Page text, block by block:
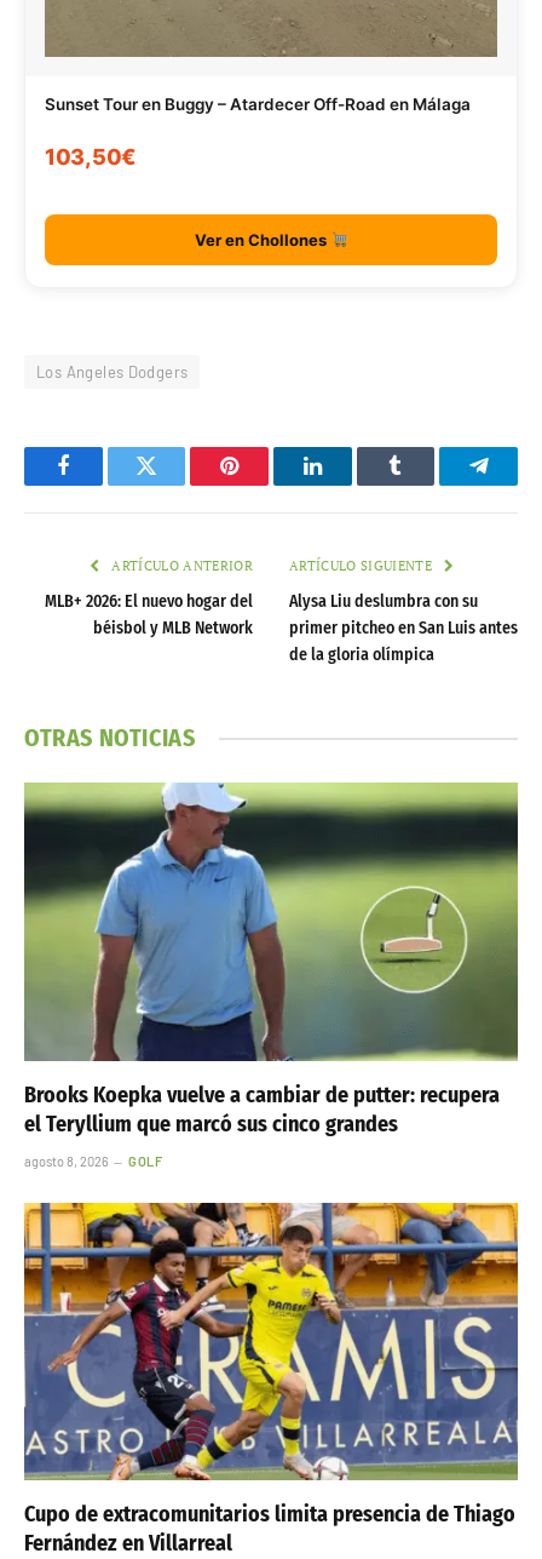
Sunset Tour en Buggy – Atardecer Off-Road en Málaga
103,50€
Ver en Chollones
Los Angeles Dodgers
FacebookTwitter Pinterest LinkedInTumblr
ARTÍCULO ANTERIOR
MLB+ 2026: El nuevo hogar del
béisbol y MLB Network
ARTÍCULO SIGUIENTE
Alysa Liu deslumbra con su
primer pitcheo en San Luis antes
de la gloria olímpica
OTRAS NOTICIAS
Brooks Koepka vuelve a cambiar de putter: recupera
el Teryllium que marcó sus cinco grandes
agosto 8, 2026 GOLF
Cupo de extracomunitarios limita presencia de Thiago
Fernández en Villarreal